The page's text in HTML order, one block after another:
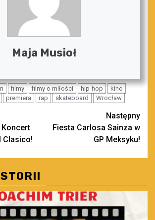
Maja Musioł
filmy filmy o miłości hip-hop
kino
premiera rap skateboard Wrocław
Koncert
Clasico!
Następny
Fiesta Carlosa Sainza w
GP Meksyku!